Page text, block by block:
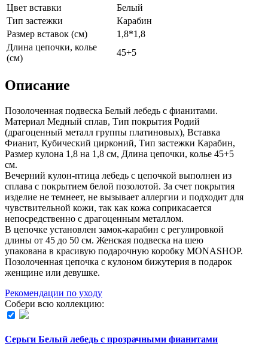
Цвет вставки
Белый
Тип застежки
Карабин
Размер вставок (см)
1,8*1,8
Длина цепочки, колье
(см)
45+5
Описание
Позолоченная подвеска Белый лебедь с фианитами.
Материал Медный сплав, Тип покрытия Родий
(драгоценный металл группы платиновых), Вставка
Фианит, Кубический цирконий, Тип застежки Карабин,
Размер кулона 1,8 на 1,8 см, Длина цепочки, колье 45+5
см.
Вечерний кулон-птица лебедь с цепочкой выполнен из
сплава с покрытием белой позолотой. За счет покрытия
изделие не темнеет, не вызывает аллергии и подходит для
чувствительной кожи, так как кожа соприкасается
непосредственно с драгоценным металлом.
В цепочке установлен замок-карабин с регулировкой
длины от 45 до 50 см. Женская подвеска на шею
упакована в красивую подарочную коробку MONASHOP.
Позолоченная цепочка с кулоном бижутерия в подарок
женщине или девушке.
Рекомендации по уходу
Собери всю коллекцию:
Серьги Белый лебедь с прозрачными фианитами